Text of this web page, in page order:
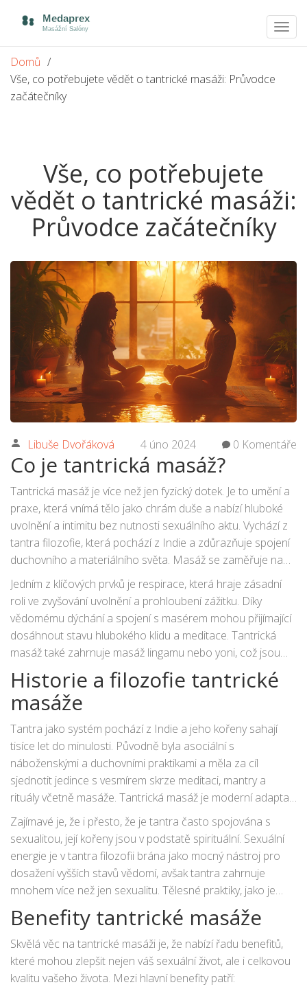
Domů
Vše, co potřebujete vědět o tantrické masáži: Průvodce
začátečníky
Vše, co potřebujete
vědět o tantrické masáži:
Průvodce začátečníky
Libuše Dvořáková 4 úno 2024 0 Komentáře
Co je tantrická masáž?
Tantrická masáž je více než jen fyzický dotek. Je to umění a
praxe, která vnímá tělo jako chrám duše a nabízí hluboké
uvolnění a intimitu bez nutnosti sexuálního aktu. Vychází z
tantra filozofie, která pochází z Indie a zdůrazňuje spojení
duchovního a materiálního světa. Masáž se zaměřuje na
uvolnění fyzických i emocionálních bloků a povzbuzuje k
proudění energie po celém těle pomocí specifických
technik a rituálů. Umožňuje celkovou relaxaci, osvobození
od stresu a napětí a navazuje hlubší spojení mezi masérem
a přijímajícím.
Jedním z klíčových prvků je respirace, která hraje zásadní
roli ve zvyšování uvolnění a prohloubení zážitku. Díky
vědomému dýchání a spojení s masérem mohou přijímající
dosáhnout stavu hlubokého klidu a meditace. Tantrická
masáž také zahrnuje masáž lingamu nebo yoni, což jsou
sanskrtské výrazy pro mužské a ženské pohlavní orgány,
respektive. Avšak tato část masáže není cíleně sexuální, ale
slouží k rozptýlení sexuální energie po celém těle.
Historie a filozofie tantrické
masáže
Tantra jako systém pochází z Indie a jeho kořeny sahají
tisíce let do minulosti. Původně byla asociální s
náboženskými a duchovními praktikami a měla za cíl
sjednotit jedince s vesmírem skrze meditaci, mantry a
rituály včetně masáže. Tantrická masáž je moderní adaptací
těchto tradičních praktik a klade důraz na uzdravení, radost
a oslavu těla jako nástroje pro duševní růst.
Zajímavé je, že i přesto, že je tantra často spojována s
sexualitou, její kořeny jsou v podstatě spirituální. Sexuální
energie je v tantra filozofii brána jako mocný nástroj pro
dosažení vyšších stavů vědomí, avšak tantra zahrnuje
mnohem více než jen sexualitu. Tělesné praktiky, jako je
tantrická masáž, slouží k posílení tohoto spojení mezi tělem
a duchem, nabízejí cestu pro objevování a léčení sebe
sama.
Benefity tantrické masáže
Skvělá věc na tantrické masáži je, že nabízí řadu benefitů,
které mohou zlepšit nejen váš sexuální život, ale i celkovou
kvalitu vašeho života. Mezi hlavní benefity patří: